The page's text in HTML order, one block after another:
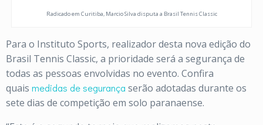
Radicado em Curitiba, Marcio Silva disputa a Brasil Tennis Classic
Para o Instituto Sports, realizador desta nova edição do
Brasil Tennis Classic, a prioridade será a segurança de
todas as pessoas envolvidas no evento. Confira
quais medidas de segurança serão adotadas durante os
sete dias de competição em solo paranaense.